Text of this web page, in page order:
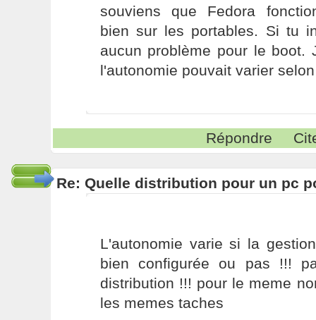
souviens que Fedora
bien sur les portables. Si tu
aucun problème pour le boot.
l'autonomie pouvait varier
Répondre
Re: Quelle distribution pour un pc
L'autonomie varie si la
bien configurée ou pas !!!
distribution !!! pour le meme
les memes taches